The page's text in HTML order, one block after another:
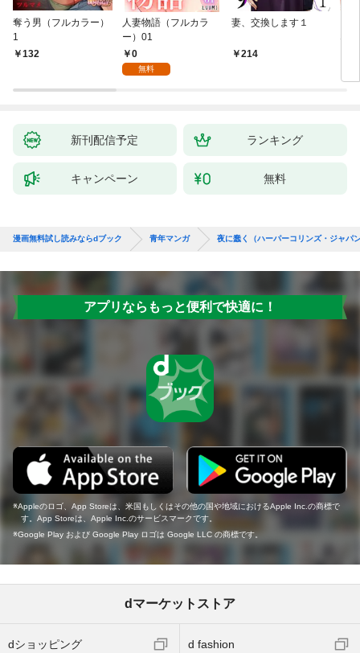
奪う男（フルカラー）
1
132
人妻物語（フルカラ
ー）01
0
無料
妻、交換します１
214
な
新刊配信予定 ランキング
キャンペーン 無料
漫画無料試し読みならdブック 青年マンガ 夜に蠢く（ハーパーコリンズ・ジャパ
アプリならもっと便利で快適に！
Appleのロゴ、App Storeは、米国もしくはその他の国や地域におけるApple Inc.の商標で
す。App Storeは、Apple Inc.のサービスマークです。
Google Play および Google Play ロゴは Google LLC の商標です。
dマーケットストア
dショッピング d fashion